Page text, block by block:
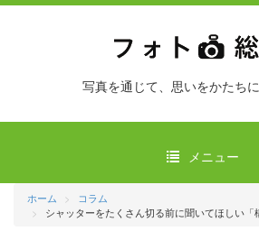
写真を通じて、思いをかたち
メニュー
ホーム
コラム
シャッターをたくさん切る前に聞いてほしい「